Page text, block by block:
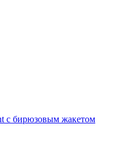
с бирюзовым жакетом